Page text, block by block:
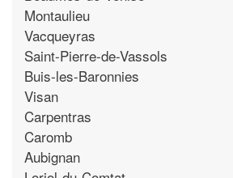
Montaulieu
Vacqueyras
Saint-Pierre-de-Vassols
Buis-les-Baronnies
Visan
Carpentras
Caromb
Aubignan